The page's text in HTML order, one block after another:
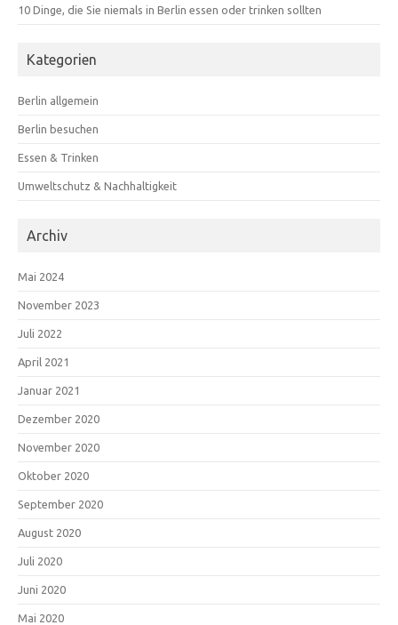
10 Dinge, die Sie niemals in Berlin essen oder trinken sollten
Kategorien
Berlin allgemein
Berlin besuchen
Essen & Trinken
Umweltschutz & Nachhaltigkeit
Archiv
Mai 2024
November 2023
Juli 2022
April 2021
Januar 2021
Dezember 2020
November 2020
Oktober 2020
September 2020
August 2020
Juli 2020
Juni 2020
Mai 2020